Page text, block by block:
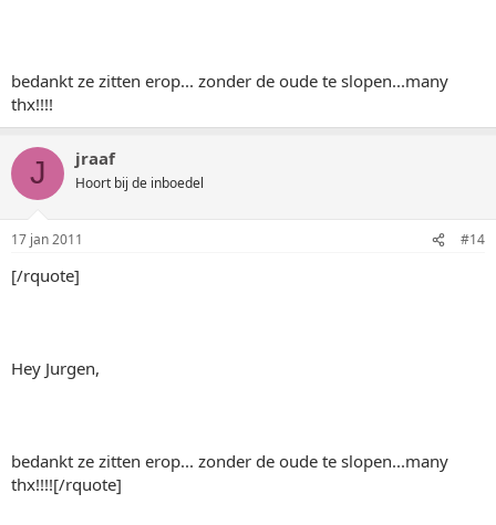
bedankt ze zitten erop... zonder de oude te slopen...many
thx!!!!
J jraaf
Hoort bij de inboedel
17 jan 2011 #14
[/rquote]
Hey Jurgen,
bedankt ze zitten erop... zonder de oude te slopen...many
thx!!!![/rquote]